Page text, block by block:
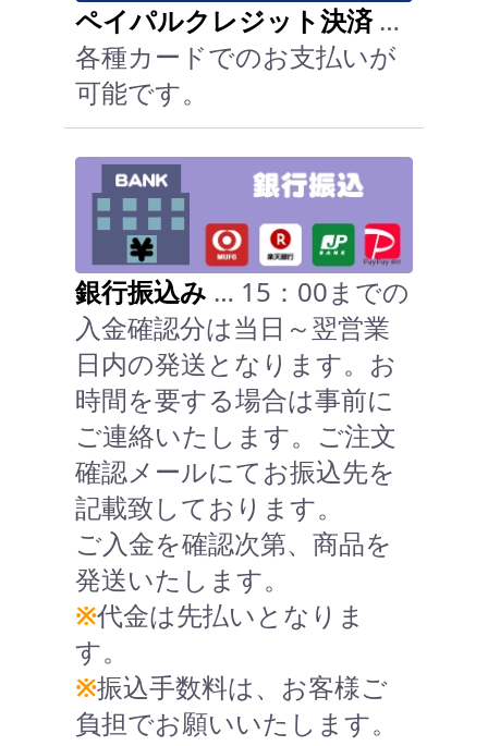
ペイパルクレジット決済…
各種カードでのお支払いが
可能です。
銀行振込み … 15：00までの
入金確認分は当日～翌営業
日内の発送となります。お
時間を要する場合は事前に
ご連絡いたします。ご注文
確認メールにてお振込先を
記載致しております。
ご入金を確認次第、商品を
発送いたします。
※代金は先払いとなりま
す。
※振込手数料は、お客様ご
負担でお願いいたします。